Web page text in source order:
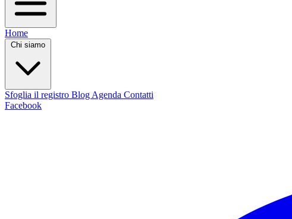
Home
Chi siamo
Sfoglia il registro Blog Agenda Contatti
Facebook